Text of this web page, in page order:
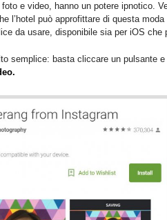
e video, hanno un potere ipnotico.
l’hotel può approfittare di questa
da usare, disponibile sia per iOS che
semplice: basta cliccare un pulsante